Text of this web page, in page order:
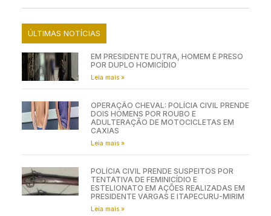
ÚLTIMAS NOTÍCIAS
EM PRESIDENTE DUTRA, HOMEM É PRESO
POR DUPLO HOMICÍDIO
Leia mais »
OPERAÇÃO CHEVAL: POLÍCIA CIVIL PRENDE
DOIS HOMENS POR ROUBO E
ADULTERAÇÃO DE MOTOCICLETAS EM
CAXIAS
Leia mais »
POLÍCIA CIVIL PRENDE SUSPEITOS POR
TENTATIVA DE FEMINICÍDIO E
ESTELIONATO EM AÇÕES REALIZADAS EM
PRESIDENTE VARGAS E ITAPECURU-MIRIM
Leia mais »